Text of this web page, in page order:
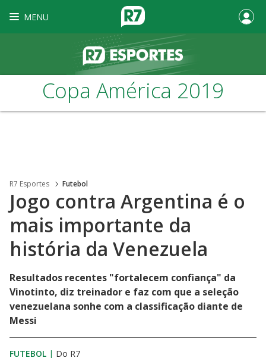
MENU
Copa América 2019
R7 Esportes Futebol
Jogo contra Argentina é o
mais importante da
história da Venezuela
Resultados recentes "fortalecem confiança" da
Vinotinto, diz treinador e faz com que a seleção
venezuelana sonhe com a classificação diante de
Messi
FUTEBOL | Do R7